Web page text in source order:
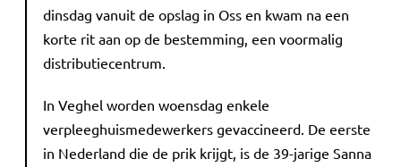
dinsdag vanuit de opslag in Oss en kwam na een
korte rit aan op de bestemming, een voormalig
distributiecentrum.
In Veghel worden woensdag enkele
verpleeghuismedewerkers gevaccineerd. De eerste
in Nederland die de prik krijgt, is de 39-jarige Sanna